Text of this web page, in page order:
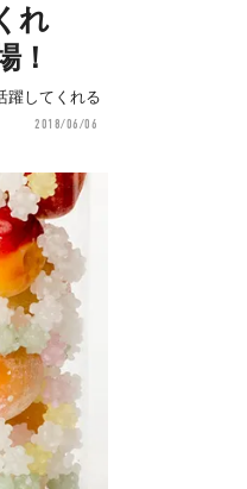
れ
！
躍してくれる
2018/06/06